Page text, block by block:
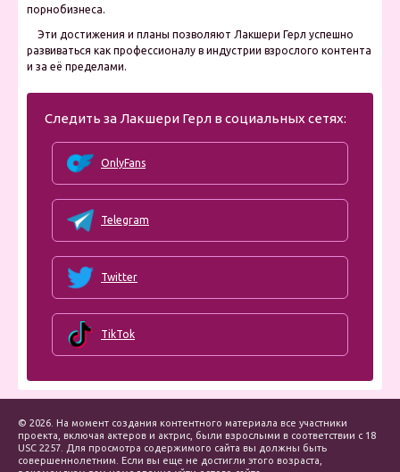
порнобизнеса.
Эти достижения и планы позволяют Лакшери Герл успешно
развиваться как профессионалу в индустрии взрослого контента
и за её пределами.
Следить за Лакшери Герл в социальных сетях:
OnlyFans
Telegram
Twitter
TikTok
© 2026. На момент создания контентного материала все участники
проекта, включая актеров и актрис, были взрослыми в соответствии с 18
USC 2257. Для просмотра содержимого сайта вы должны быть
совершеннолетним. Если вы еще не достигли этого возраста,